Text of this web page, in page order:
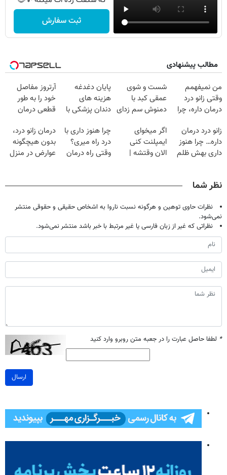
ثبت سفارش
مطالب پیشنهادی
من نمیفهمم
وقتی زانو درد
درمان داره، چرا
تحمل میکنی؟❗
شست و شوی
عمقی کبد با
دمنوش سم زدای
پایان دغدغه
هزینه های
دندان پزشکی با
خانگی
آرتروز مفاصل
خود را به طور
قطعی درمان
◗پرسش‌نامه◖
زانو درد درمان
داره… چرا هنوز
داری بهش ظلم
اگر میخوای
ایمپلنت کنی
الان وقتشه |
چرا هنوز داری با
درد راه میری؟
وقتی راه درمان
درمان زانو درد،
بدون هیچگونه
عوارض در منزل
نظر شما
نظرات حاوی توهین و هرگونه نسبت ناروا به اشخاص حقیقی و حقوقی منتشر
نمی‌شود.
نظراتی که غیر از زبان فارسی یا غیر مرتبط با خبر باشد منتشر نمی‌شود.
* لطفا حاصل عبارت را در جعبه متن روبرو وارد کنید
ارسال